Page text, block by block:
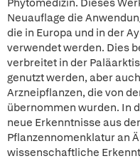
Phytomedizin. Dieses
Neuauflage die
die in Europa und in der
verwendet werden. Dies
verbreitet in der
genutzt werden, aber
Arzneipflanzen, die von
übernommen wurden. In
neue Erkenntnisse aus
Pflanzennomenklatur an
wissenschaftliche